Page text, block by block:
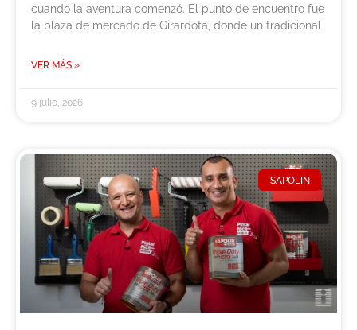
cuando la aventura comenzó. El punto de encuentro fue
la plaza de mercado de Girardota, donde un tradicional
VER MÁS »
9 julio, 2026
SAPOLIN